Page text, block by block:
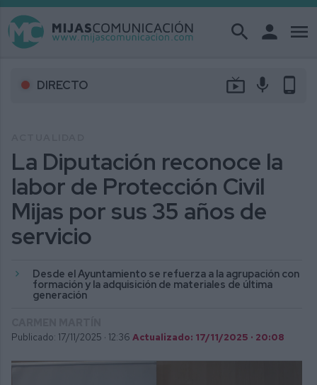
search person menu
DIRECTO live_tv mic phone_android
La Diputación reconoce la
labor de Protección Civil
Mijas por sus 35 años de
servicio
Desde el Ayuntamiento se refuerza a la agrupación con
formación y la adquisición de materiales de última
generación
Publicado: 17/11/2025 · 12:36 Actualizado: 17/11/2025 · 20:08